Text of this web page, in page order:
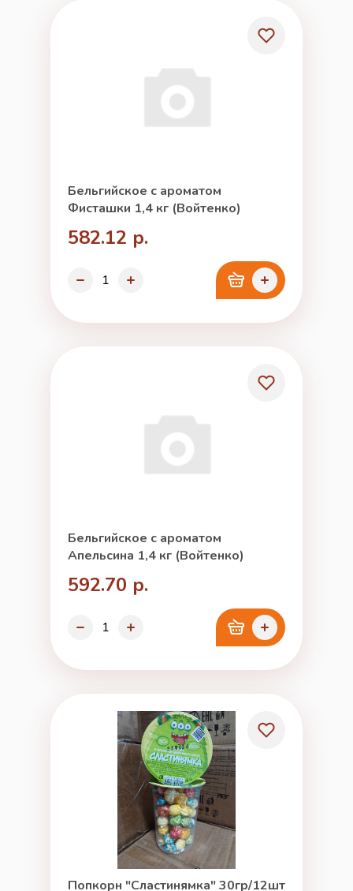
Бельгийское с ароматом
Фисташки 1,4 кг (Войтенко)
582.12 р.
Бельгийское с ароматом
Апельсина 1,4 кг (Войтенко)
592.70 р.
Попкорн "Сластинямка" 30гр/12шт